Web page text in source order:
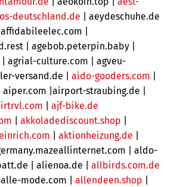
deutschland.de | aeydeschuhe.de
affidabileelec.com |
| agebob.peterpin.baby |
| agrial-culture.com | agveu-
versand.de | aido-gooders.com
| aiper.com |airport-straubing.de |
ajf-bike.de
akkoladediscount.shop
aktionheizung.de
| aldo-
| alienoa.de | allbirds.com.de
mode.com | allendeen.shop